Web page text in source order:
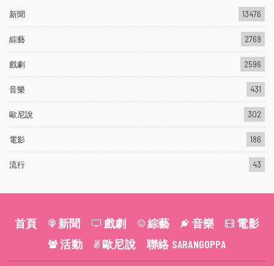
新聞 13476
綜藝 2769
戲劇 2596
音樂 431
歐尼說 302
電影 186
流行 43
首頁 新聞 戲劇 綜藝 音樂
電影
活動
歐尼說 聯絡 SARANGOPPA